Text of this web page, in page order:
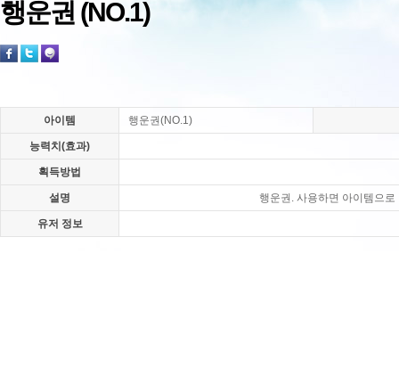
행운권 (NO.1)
아이템 행운권(NO.1)
능력치(효과)
획득방법
설명 행운권. 사용하면 아이템으
유저 정보